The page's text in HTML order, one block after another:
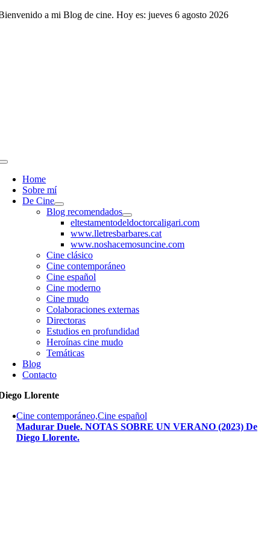
Saltar
a mi Blog de cine. Hoy es: jueves 6 agosto 2026
Toggle
NavigationHome
Sobre mí
De Cine
Blog recomendados
eltestamentodeldoctorcaligari.com
www.lletresbarbares.cat
www.noshacemosuncine.com
Cine clásico
Cine contemporáneo
Cine español
Cine moderno
Cine mudo
Colaboraciones externas
Directoras
Estudios en profundidad
Heroínas cine mudo
Temáticas
Blog
Contacto
Llorente
Cine contemporáneo,Cine español
Madurar Duele. NOTAS SOBRE UN VERANO (2023) De
Diego Llorente.